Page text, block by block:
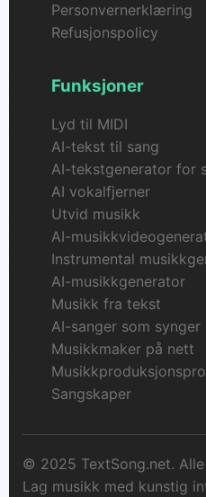
Personvernerklæring
Refusjonspolicy
Funksjoner
Lyd til MIDI
AI-tekst til sang
AI-tekstgenerator for
AI vokalfjerner
Utvid musikk
AI-
Instrumental
AI-musikkgenerator
Musikk fra tekst
AI-sanger som synger
Musikkmaker på nett
Sangskaper
© 2025 TextSong.net.
Lag musikk med kunstig